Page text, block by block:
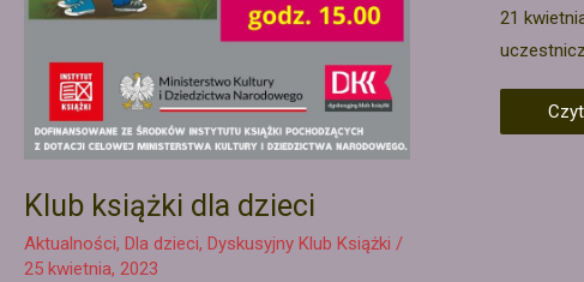
Klub książki dla dzieci
Aktualności,Dla dzieci,Dyskusyjny Klub Książki /
25 kwietnia, 2023
21